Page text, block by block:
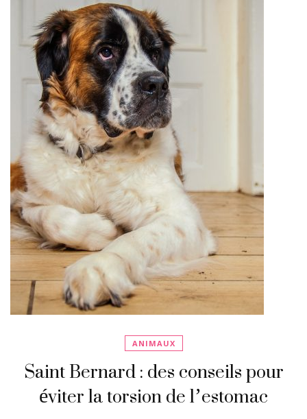
ANIMAUX
Saint Bernard : des conseils pour
éviter la torsion de l’estomac